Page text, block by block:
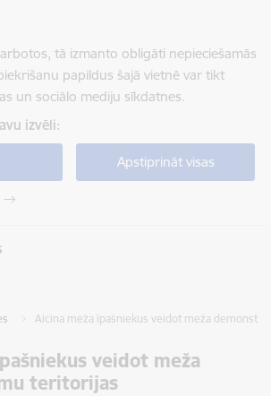
tā izmanto obligāti nepieciešamās
papildus šajā vietnē var tikt
un sociālo mediju sīkdatnes.
izvēli:
Apstiprināt visas
Aicina meža īpašniekus veidot meža
veidot meža
teritorijas